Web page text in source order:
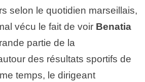
selon le quotidien marseillais,
vécu le fait de voir Benatia
partie de la
des résultats sportifs de
temps, le dirigeant